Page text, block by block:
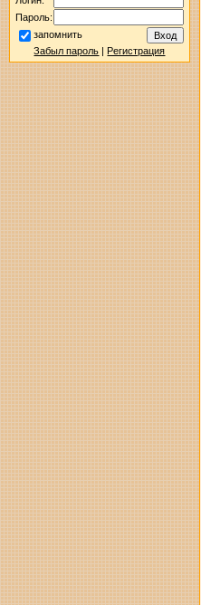
Пароль:
запомнить
Забыл пароль |Регистрация